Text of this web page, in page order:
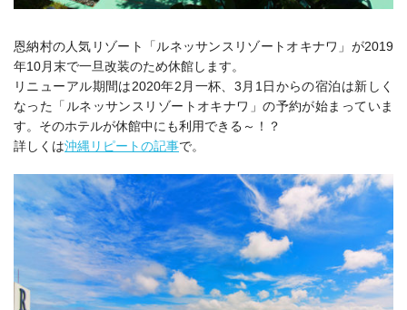
恩納村の人気リゾート「ルネッサンスリゾートオキナワ」が2019
年10月末で一旦改装のため休館します。
リニューアル期間は2020年2月一杯、3月1日からの宿泊は新しく
なった「ルネッサンスリゾートオキナワ」の予約が始まっていま
す。そのホテルが休館中にも利用できる～！？
詳しくは沖縄リピートの記事で。